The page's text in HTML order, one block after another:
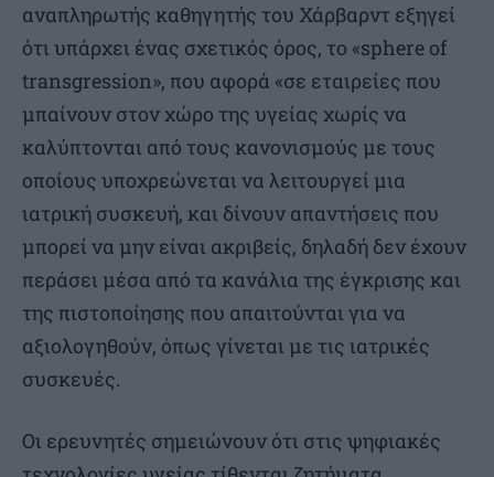
αναπληρωτής καθηγητής του Χάρβαρντ εξηγεί
ότι υπάρχει ένας σχετικός όρος, το «sphere of
transgression», που αφορά «σε εταιρείες που
μπαίνουν στον χώρο της υγείας χωρίς να
καλύπτονται από τους κανονισμούς με τους
οποίους υποχρεώνεται να λειτουργεί μια
ιατρική συσκευή, και δίνουν απαντήσεις που
μπορεί να μην είναι ακριβείς, δηλαδή δεν έχουν
περάσει μέσα από τα κανάλια της έγκρισης και
της πιστοποίησης που απαιτούνται για να
αξιολογηθούν, όπως γίνεται με τις ιατρικές
συσκευές.
Οι ερευνητές σημειώνουν ότι στις ψηφιακές